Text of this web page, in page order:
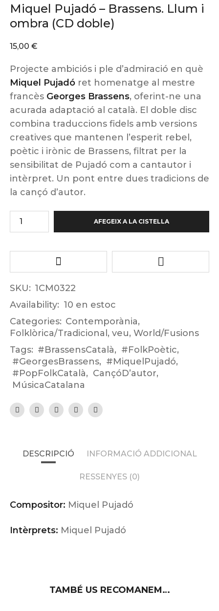
Miquel Pujadó – Brassens. Llum i
ombra (CD doble)
15,00 €
Projecte ambiciós i ple d’admiració en què
Miquel Pujadó ret homenatge al mestre
francès Georges Brassens, oferint-ne una
acurada adaptació al català. El doble disc
combina traduccions fidels amb versions
creatives que mantenen l’esperit rebel,
poètic i irònic de Brassens, filtrat per la
sensibilitat de Pujadó com a cantautor i
intèrpret. Un pont entre dues tradicions de
la cançó d’autor.
AFEGEIX A LA CISTELLA
SKU: 1CM0322
Availability: 10 en estoc
Categories: Contemporània,
Folklòrica/Tradicional , veu, World/Fusions
Tags: #BrassensCatalà, #FolkPoètic,
#GeorgesBrassens, #MiquelPujadó,
#PopFolkCatalà, CançóD’autor,
MúsicaCatalana
DESCRIPCIÓ INFORMACIÓ ADDICIONAL
RESSENYES (0)
Compositor: Miquel Pujadó
Intèrprets: Miquel Pujadó
TAMBÉ US RECOMANEM…